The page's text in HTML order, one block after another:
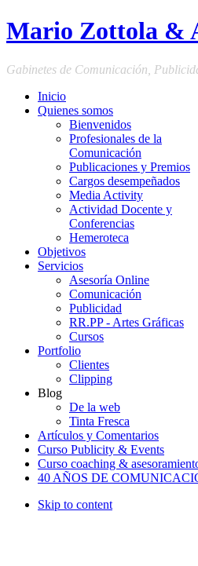
Mario Zottola &
Gabinetes de Comunicación,
Inicio
Quienes somos
Bienvenidos
Profesionales de la
Comunicación
Publicaciones y Premios
Cargos desempeñados
Media Activity
Actividad Docente y
Conferencias
Hemeroteca
Objetivos
Servicios
Asesoría Online
Comunicación
Publicidad
RR.PP - Artes Gráficas
Cursos
Portfolio
Clientes
Clipping
Blog
De la web
Tinta Fresca
Artículos y Comentarios
Curso Publicity & Events
Curso coaching &
40 AÑOS DE
Skip to content